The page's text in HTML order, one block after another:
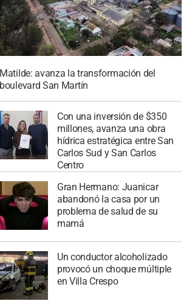
Matilde: avanza la transformación del
boulevard San Martín
Con una inversión de $350
millones, avanza una obra
hídrica estratégica entre San
Carlos Sud y San Carlos
Centro
Gran Hermano: Juanicar
abandonó la casa por un
problema de salud de su
mamá
Un conductor alcoholizado
provocó un choque múltiple
en Villa Crespo